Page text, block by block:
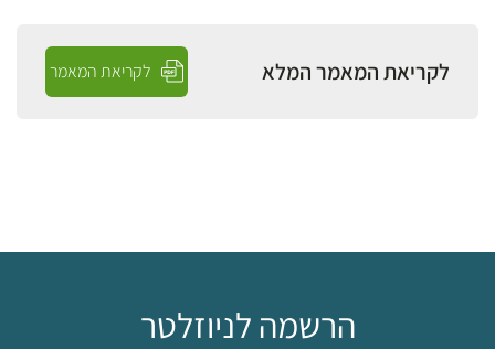
לקריאת המאמר המלא לקריאת המאמר
הרשמה לניוזלטר